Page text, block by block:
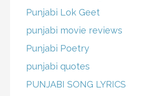
Punjabi Lok Geet
punjabi movie reviews
Punjabi Poetry
punjabi quotes
PUNJABI SONG LYRICS